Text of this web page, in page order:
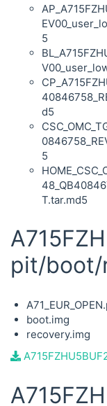
5
d5
5
T.tar.md5
pit/boot/
boot.img
recovery.img